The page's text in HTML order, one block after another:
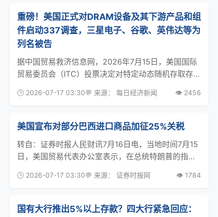
重磅！美国正式对DRAM设备及其下游产品和组
件启动337调查，三星电子、谷歌、英伟达等为
列名被告
据中国贸易救济信息网，2026年7月15日，美国国际
贸易委员会（ITC）投票决定对特定动态随机存取存储
（Certain Dynamic Random Access Memory
🕒 2026-07-17 03:30💬 来源： 每日经济新闻 👁️ 2456
美国宣布对部分巴西进口商品加征25%关税
转自：证券时报人民财讯7月16日电，当地时间7月15
日，美国贸易代表办公室表示，在总统特朗普的指示
301条采取最终行动，对来自巴西的部分商品加征
🕒 2026-07-17 03:30💬 来源： 证券时报网 👁️ 1784
国有大行推出5%以上存款？四大行紧急回应：